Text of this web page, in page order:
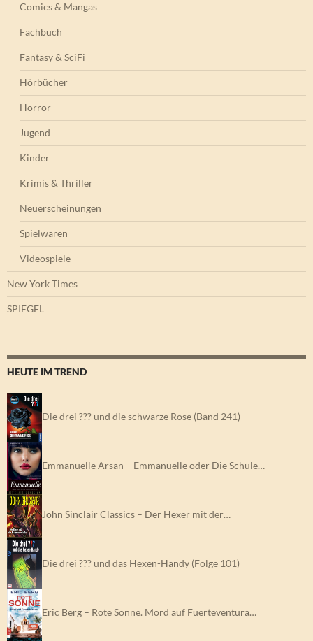
Comics & Mangas
Fachbuch
Fantasy & SciFi
Hörbücher
Horror
Jugend
Kinder
Krimis & Thriller
Neuerscheinungen
Spielwaren
Videospiele
New York Times
SPIEGEL
HEUTE IM TREND
Die drei ??? und die schwarze Rose (Band 241)
Emmanuelle Arsan – Emmanuelle oder Die Schule…
John Sinclair Classics – Der Hexer mit der…
Die drei ??? und das Hexen-Handy (Folge 101)
Eric Berg – Rote Sonne. Mord auf Fuerteventura…